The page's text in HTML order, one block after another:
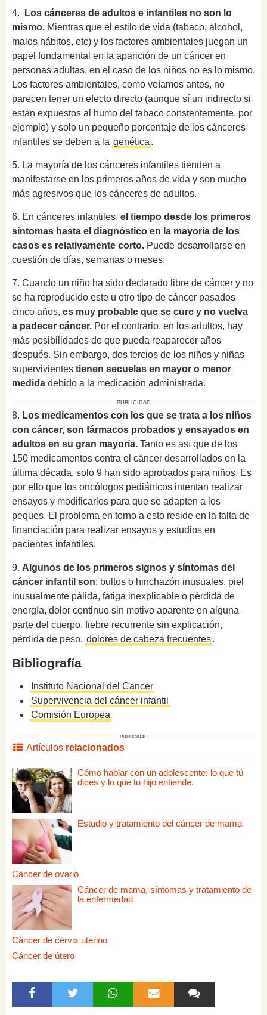
4.
Los cánceres de adultos e infantiles no son lo
mismo. Mientras que el estilo de vida (tabaco, alcohol,
malos hábitos, etc) y los factores ambientales juegan un
papel fundamental en la aparición de un cáncer en
personas adultas, en el caso de los niños no es lo mismo.
Los factores ambientales, como veíamos antes, no
parecen tener un efecto directo (aunque sí un indirecto si
están expuestos al humo del tabaco constentemente, por
ejemplo) y solo un pequeño porcentaje de los cánceres
infantiles se deben a la genética .
5. La mayoría de los cánceres infantiles tienden a
manifestarse en los primeros años de vida y son mucho
más agresivos que los cánceres de adultos.
6. En cánceres infantiles, e l tiempo desde los primeros
síntomas hasta el diagnóstico en la mayoría de los
casos es relativamente corto. Puede desarrollarse en
cuestión de días, semanas o meses.
7. Cuando un niño ha sido declarado libre de cáncer y no
se ha reproducido este u otro tipo de cáncer pasados
cinco años, es muy probable que se cure y no vuelva
a padecer cáncer. Por el contrario, en los adultos, hay
más posibilidades de que pueda reaparecer años
después. Sin embargo, dos tercios de los niños y niñas
supervivientes tienen secuelas en mayor o menor
medida debido a la medicación administrada.
PUBLICIDAD
8. Los medicamentos con los que se trata a los niños
con cáncer, son fármacos probados y ensayados en
adultos en su gran mayoría. Tanto es así que de los
150 medicamentos contra el cáncer desarrollados en la
última década, solo 9 han sido aprobados para niños. Es
por ello que los oncólogos pediátricos intentan realizar
ensayos y modificarlos para que se adapten a los
peques. El problema en torno a esto reside en la falta de
financiación para realizar ensayos y estudios en
pacientes infantiles.
9. Algunos de los primeros signos y síntomas del
cáncer infantil son: bultos o hinchazón inusuales, piel
inusualmente pálida, fatiga inexplicable o pérdida de
energía, dolor continuo sin motivo aparente en alguna
parte del cuerpo, fiebre recurrente sin explicación,
pérdida de peso, dolores de cabeza frecuentes.
Bibliografía
Instituto Nacional del Cáncer
Supervivencia del cáncer infantil
Comisión Europea
PUBLICIDAD
Artículos relacionados
Cómo hablar con un adolescente: lo que tú
dices y lo que tu hijo entiende.
Estudio y tratamiento del cáncer de mama
Cáncer de ovario
Cáncer de mama, síntomas y tratamiento de
la enfermedad
Cáncer de cérvix uterino
Cáncer de útero